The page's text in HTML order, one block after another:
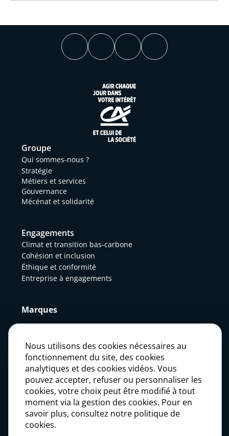
Groupe
Qui sommes-nous ?
Stratégie
Métiers et services
Gouvernance
Mécénat et solidarité
Engagements
Climat et transition bas-carbone
Cohésion et inclusion
Éthique et conformité
Entreprise à engagements
Marques
Actualités
Presse
Carrières
Nous utilisons des cookies nécessaires au
fonctionnement du site, des cookies
analytiques et des cookies vidéos. Vous
pouvez accepter, refuser ou personnaliser les
cookies, votre choix peut être modifié à tout
moment via la gestion des cookies. Pour en
savoir plus, consultez notre politique de
cookies.